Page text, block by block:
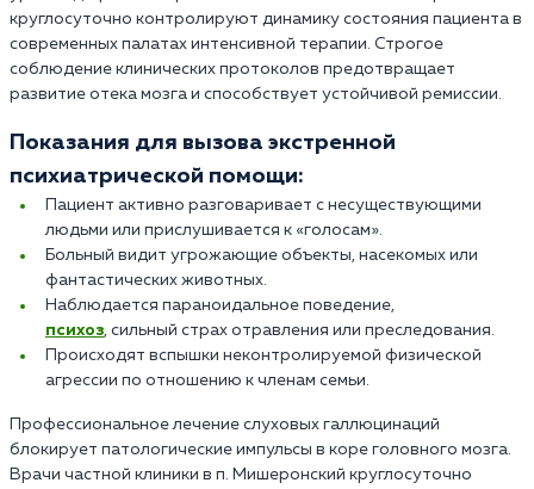
круглосуточно контролируют динамику состояния пациента в
современных палатах интенсивной терапии. Строгое
соблюдение клинических протоколов предотвращает
развитие отека мозга и способствует устойчивой ремиссии.
Показания для вызова экстренной
психиатрической помощи:
Пациент активно разговаривает с несуществующими
людьми или прислушивается к «голосам».
Больный видит угрожающие объекты, насекомых или
фантастических животных.
Наблюдается параноидальное поведение,
психоз, сильный страх отравления или преследования.
Происходят вспышки неконтролируемой физической
агрессии по отношению к членам семьи.
Профессиональное лечение слуховых галлюцинаций
блокирует патологические импульсы в коре головного мозга.
Врачи частной клиники в п. Мишеронский круглосуточно